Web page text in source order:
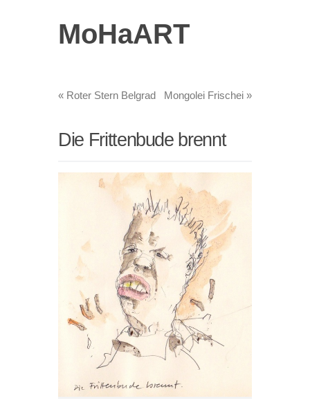
MoHaART
« Roter Stern Belgrad Mongolei Frischei »
Die Frittenbude brennt